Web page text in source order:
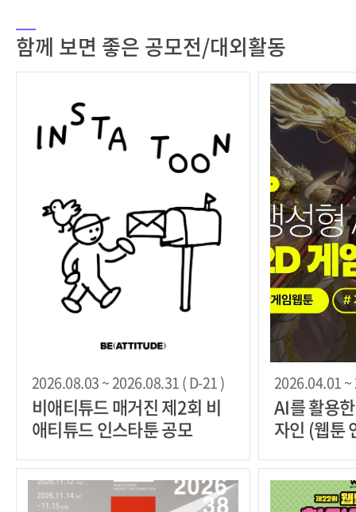
함께 보면 좋은 공모전/대외활동
2026.08.03 ~ 2026.08.31 ( D-21 )
비애티튜드 매거진 제2회 비
애티튜드 인스타툰 공모
2026.04.01 ~
AI를 활용
자인 (웹툰